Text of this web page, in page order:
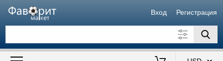
Вход Регистрация
Искать также в описании